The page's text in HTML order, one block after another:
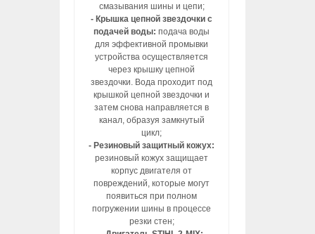
смазывания шины и цепи;
- Крышка цепной звездочки с
подачей воды: подача воды
для эффективной промывки
устройства осуществляется
через крышку цепной
звездочки. Вода проходит под
крышкой цепной звездочки и
затем снова направляется в
канал, образуя замкнутый
цикл;
- Резиновый защитный кожух:
резиновый кожух защищает
корпус двигателя от
повреждений, которые могут
появиться при полном
погружении шины в процессе
резки стен;